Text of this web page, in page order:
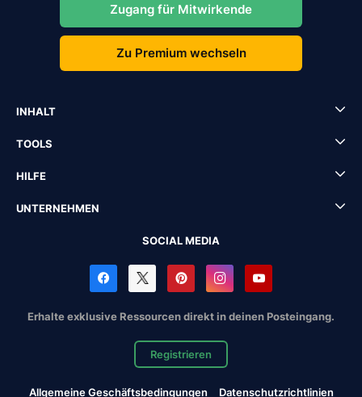
Zugang für Mitwirkende
Zu Premium wechseln
INHALT
TOOLS
HILFE
UNTERNEHMEN
SOCIAL MEDIA
Erhalte exklusive Ressourcen direkt in deinen Posteingang.
Registrieren
Allgemeine Geschäftsbedingungen Datenschutzrichtlinien